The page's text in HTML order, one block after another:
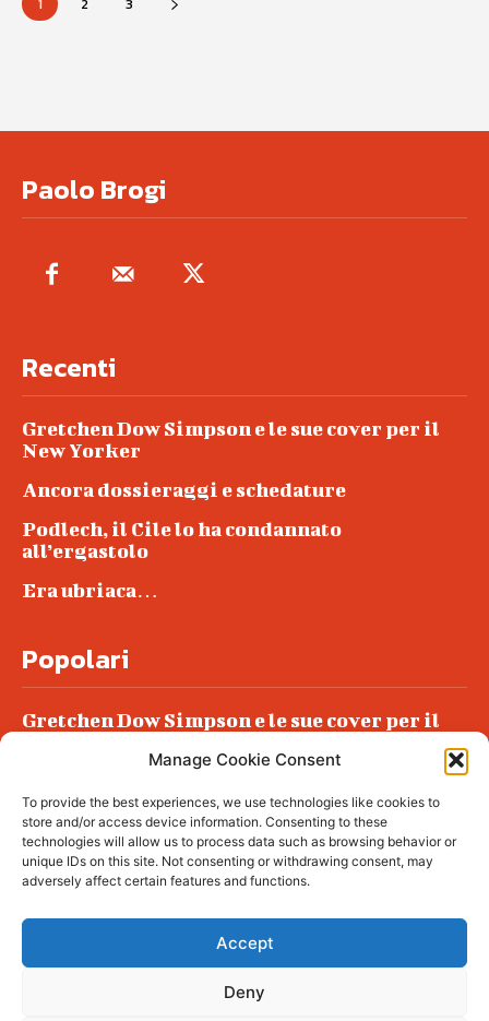
Manage Cookie Consent
To provide the best experiences, we use technologies like cookies to
store and/or access device information. Consenting to these
technologies will allow us to process data such as browsing behavior or
unique IDs on this site. Not consenting or withdrawing consent, may
adversely affect certain features and functions.
Accept
Deny
1 2 3
Paolo Brogi
Recenti
Gretchen Dow Simpson e le sue cover per il
New Yorker
Ancora dossieraggi e schedature
Podlech, il Cile lo ha condannato
all’ergastolo
Era ubriaca…
Popolari
Gretchen Dow Simpson e le sue cover per il
Podlech, il Cile lo ha condannato
all’ergastolo
Era ubriaca…
© tagDiv - All rights reserved. Made with